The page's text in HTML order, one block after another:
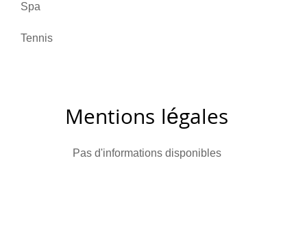
Spa
Tennis
Mentions légales
Pas d'informations disponibles